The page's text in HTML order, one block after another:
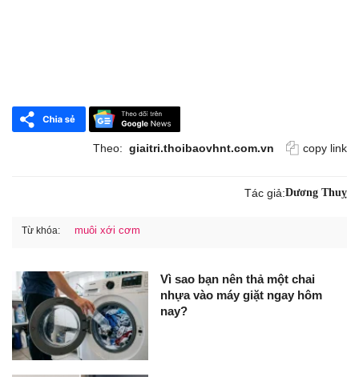
Theo: giaitri.thoibaovhnt.com.vn copy link
Tác giả:Dương Thuỵ
Từ khóa: muôi xới cơm
Vì sao bạn nên thả một chai
nhựa vào máy giặt ngay hôm
nay?